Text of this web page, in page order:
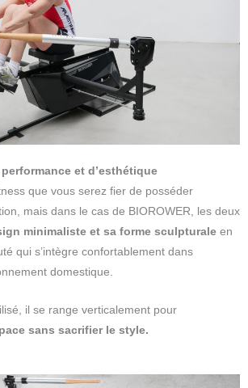
et d’esthétique
que vous serez fier de posséder
mais dans le cas de BIOROWER, les deux
minimaliste et sa forme sculpturale en
qui s’intègre confortablement dans
domestique.
il se range verticalement pour
sans sacrifier le style.